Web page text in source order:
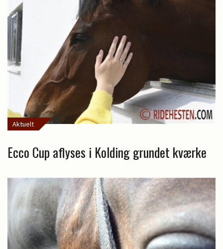
Aktuelt
Ecco Cup aflyses i Kolding grundet kværke